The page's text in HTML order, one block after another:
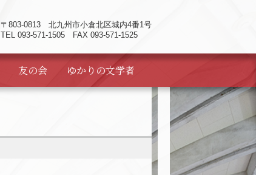
〒803-0813 北九州市小倉北区城内4番1号
TEL 093-571-1505 FAX 093-571-1525
友の会 ゆかりの文学者